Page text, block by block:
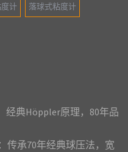
计 落球式粘度计
经典Höppler原理，80年品
传承70年经典球压法，宽